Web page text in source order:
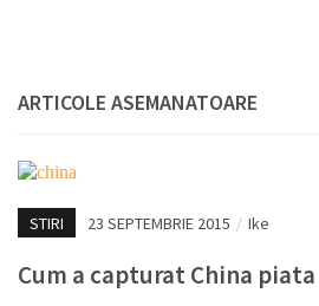
ARTICOLE ASEMANATOARE
STIRI 23 SEPTEMBRIE 2015 / Ike
Cum a capturat China